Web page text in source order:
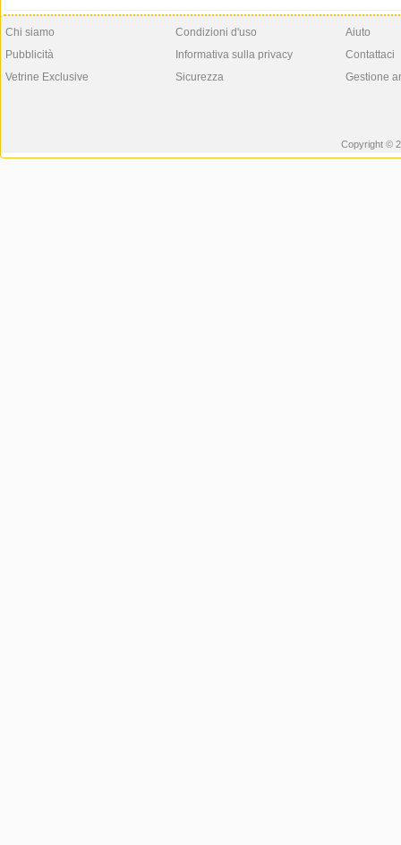
Chi siamo
Pubblicità
Vetrine Exclusive
Condizioni d'uso
Informativa sulla privacy
Sicurezza
Aiuto
Contattaci
Gestione
Copyright ©